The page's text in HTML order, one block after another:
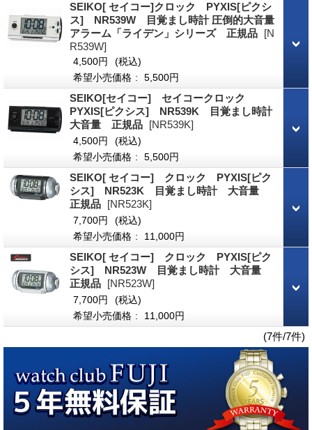
SEIKO[ セイコー]クロック PYXIS[ピクシ
ス] NR539W 目覚まし時計 圧倒的大音量
アラーム「ライデン」シリーズ 正規品 [N
R539W]
4,500円
(税込)
希望小売価格 : 5,500円
SEIKO[セイコー] セイコークロック
PYXIS[ピクシス] NR539K 目覚まし時計
大音量 正規品 [NR539K]
4,500円
(税込)
希望小売価格 : 5,500円
SEIKO[ セイコー] クロック PYXIS[ピク
シス] NR523K 目覚まし時計 大音量
正規品 [NR523K]
7,700円
(税込)
希望小売価格 : 11,000円
SEIKO[ セイコー] クロック PYXIS[ピク
シス] NR523W 目覚まし時計 大音量
正規品 [NR523W]
7,700円
(税込)
希望小売価格 : 11,000円
(7件/7件)